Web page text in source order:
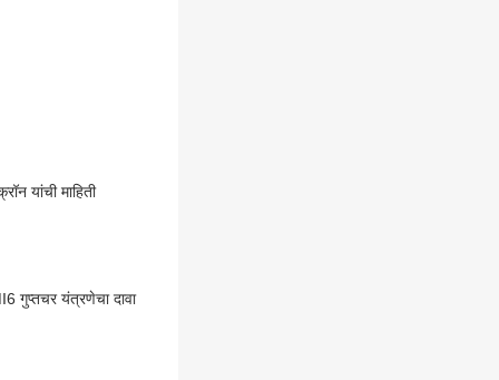
यांची माहिती
गुप्तचर यंत्रणेचा दावा